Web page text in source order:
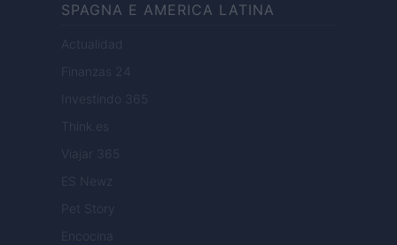
SPAGNA E AMERICA LATINA
Actualidad
Finanzas 24
Investindo 365
Think.es
Viajar 365
ES Newz
Pet Story
Encocina